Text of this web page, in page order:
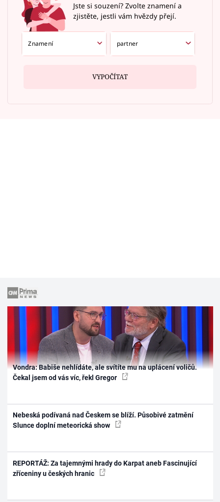
Jste si souzení? Zvolte znamení a
zjistěte, jestli vám hvězdy přejí.
VYPOČÍTAT
Vondra: Babiše nehlídáte, ale svítíte mu na uplácení voličů.
Čekal jsem od vás víc, řekl Gregor
Nebeská podívaná nad Českem se blíží. Působivé zatmění
Slunce doplní meteorická show
REPORTÁŽ: Za tajemnými hrady do Karpat aneb Fascinující
zříceniny u českých hranic